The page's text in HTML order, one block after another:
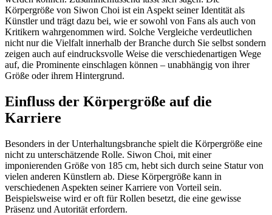
Körpergröße von Siwon Choi ist ein Aspekt seiner Identität als
Künstler und trägt dazu bei, wie er sowohl von Fans als auch von
Kritikern wahrgenommen wird. Solche Vergleiche verdeutlichen
nicht nur die Vielfalt innerhalb der Branche durch Sie selbst sondern
zeigen auch auf eindrucksvolle Weise die verschiedenartigen Wege
auf, die Prominente einschlagen können – unabhängig von ihrer
Größe oder ihrem Hintergrund.
Einfluss der Körpergröße auf die
Karriere
Besonders in der Unterhaltungsbranche spielt die Körpergröße eine
nicht zu unterschätzende Rolle. Siwon Choi, mit einer
imponierenden Größe von 185 cm, hebt sich durch seine Statur von
vielen anderen Künstlern ab. Diese Körpergröße kann in
verschiedenen Aspekten seiner Karriere von Vorteil sein.
Beispielsweise wird er oft für Rollen besetzt, die eine gewisse
Präsenz und Autorität erfordern.